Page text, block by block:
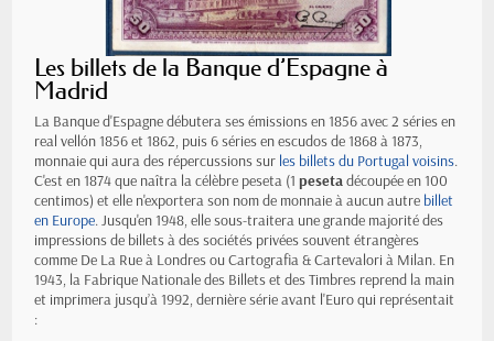
Les billets de la Banque d’Espagne à
Madrid
La Banque d'Espagne débutera ses émissions en 1856 avec 2 séries en
real vellón 1856 et 1862, puis 6 séries en escudos de 1868 à 1873,
monnaie qui aura des répercussions sur les billets du Portugal voisins.
C'est en 1874 que naîtra la célèbre peseta (1 pesetadécoupée en 100
centimos) et elle n'exportera son nom de monnaie à aucun autre billet
en Europe. Jusqu'en 1948, elle sous-traitera une grande majorité des
impressions de billets à des sociétés privées souvent étrangères
comme De La Rue à Londres ou Cartografia & Cartevalori à Milan. En
1943, la Fabrique Nationale des Billets et des Timbres reprend la main
et imprimera jusqu’à 1992, dernière série avant l'Euro qui représentait
: